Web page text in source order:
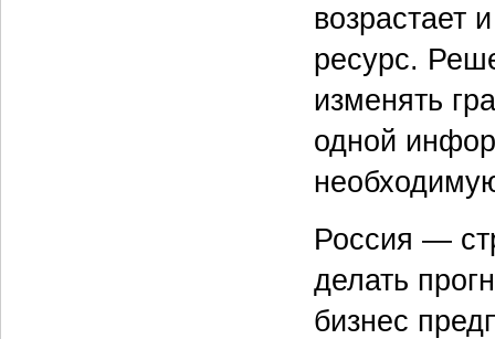
возрастает
ресурс.
изменять
одной
Россия —
делать
бизнес